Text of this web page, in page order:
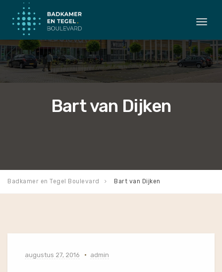
Bart van Dijken
Badkamer en Tegel Boulevard Bart van Dijken
augustus 27, 2016 admin